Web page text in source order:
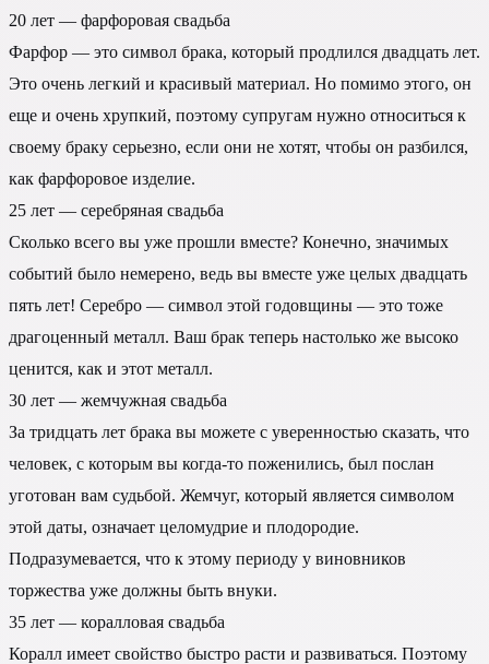
20 лет — фарфоровая свадьба
Фарфор — это символ брака, который продлился двадцать лет.
Это очень легкий и красивый материал. Но помимо этого, он
еще и очень хрупкий, поэтому супругам нужно относиться к
своему браку серьезно, если они не хотят, чтобы он разбился,
как фарфоровое изделие.
25 лет — серебряная свадьба
Сколько всего вы уже прошли вместе? Конечно, значимых
событий было немерено, ведь вы вместе уже целых двадцать
пять лет! Серебро — символ этой годовщины — это тоже
драгоценный металл. Ваш брак теперь настолько же высоко
ценится, как и этот металл.
30 лет — жемчужная свадьба
За тридцать лет брака вы можете с уверенностью сказать, что
человек, с которым вы когда-то поженились, был послан
уготован вам судьбой. Жемчуг, который является символом
этой даты, означает целомудрие и плодородие.
Подразумевается, что к этому периоду у виновников
торжества уже должны быть внуки.
35 лет — коралловая свадьба
Коралл имеет свойство быстро расти и развиваться. Поэтому